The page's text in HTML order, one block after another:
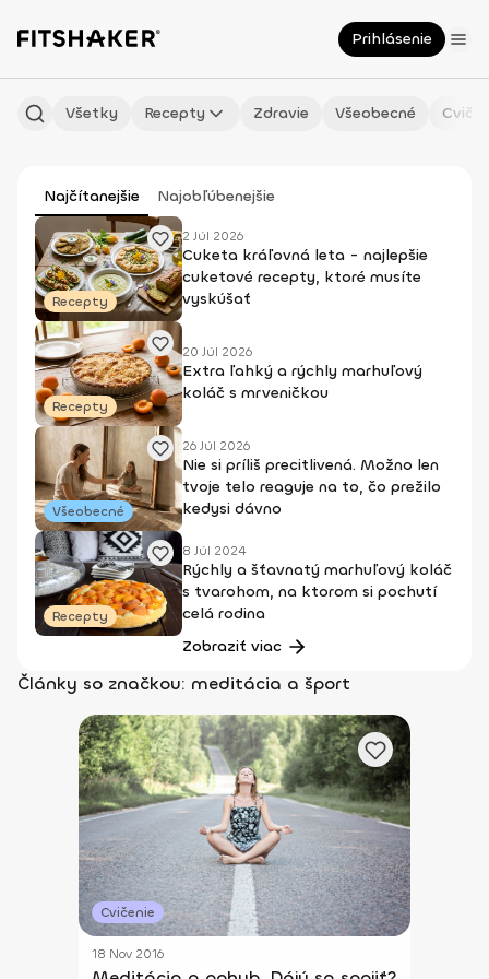
Prihlásenie
Všetky Recepty Zdravie Všeobecné
Najčítanejšie Najobľúbenejšie
Recepty
2 Júl 2026
Cuketa kráľovná leta - najlepšie
cuketové recepty, ktoré musíte
vyskúšať
Recepty
20 Júl 2026
Extra ľahký a rýchly marhuľový
koláč s mrveničkou
Všeobecné
26 Júl 2026
Nie si príliš precitlivená. Možno len
tvoje telo reaguje na to, čo prežilo
kedysi dávno
Recepty
8 Júl 2024
Rýchly a šťavnatý marhuľový koláč
s tvarohom, na ktorom si pochutí
celá rodina
Zobraziť viac
Články so značkou: meditácia a šport
Cvičenie
18 Nov 2016